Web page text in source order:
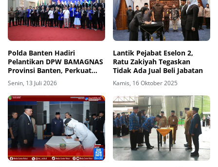
Polda Banten Hadiri
Pelantikan DPW BAMAGNAS
Provinsi Banten, Perkuat
Sinergi Jaga Kamtibmas
Senin, 13 Juli 2026
Lantik Pejabat Eselon 2,
Ratu Zakiyah Tegaskan
Tidak Ada Jual Beli Jabatan
Kamis, 16 Oktober 2025